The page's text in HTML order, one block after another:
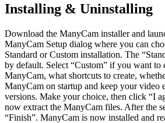
Installing & Uninstalling
Download the ManyCam installer and
ManyCam Setup dialog where you can
Standard or Custom installation. The
by default. Select “Custom” if you want to
ManyCam, what shortcuts to create,
ManyCam on startup and keep your video
versions. Make your choice, then click “I
now extract the ManyCam files. After the
“Finish”. ManyCam is now installed and